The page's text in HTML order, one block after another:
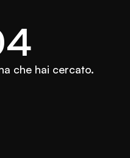
che hai cercato.